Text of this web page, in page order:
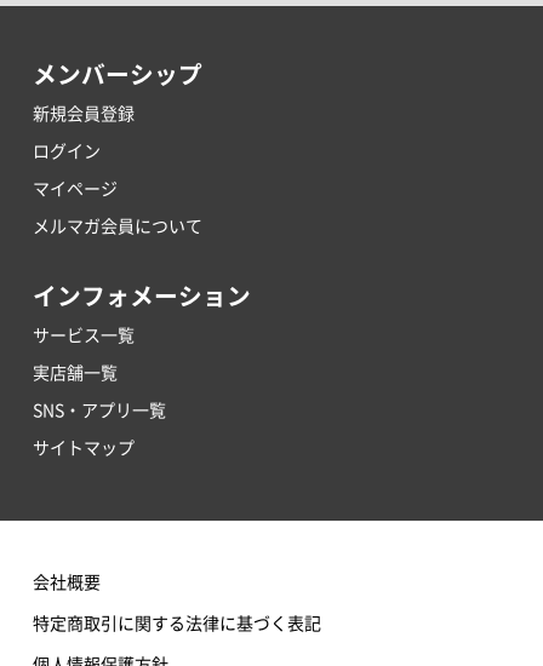
メンバーシップ
新規会員登録
ログイン
マイページ
メルマガ会員について
インフォメーション
サービス一覧
実店舗一覧
SNS・アプリ一覧
サイトマップ
会社概要
特定商取引に関する法律に基づく表記